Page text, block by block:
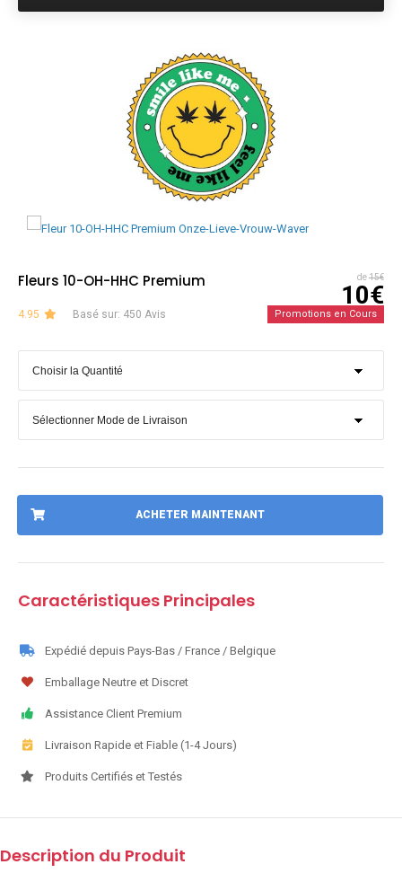
Fleurs 10-OH-HHC Premium de15€
10€
4.95 Basé sur: 450 Avis Promotions en Cours
ACHETER MAINTENANT
Caractéristiques Principales
Expédié depuis Pays-Bas / France / Belgique
Emballage Neutre et Discret
Assistance Client Premium
Livraison Rapide et Fiable (1-4 Jours)
Produits Certifiés et Testés
Description du Produit